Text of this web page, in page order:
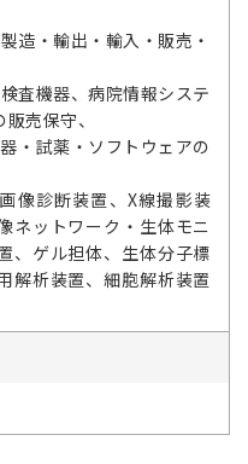
造・輸出・輸入・販売・
査機器、病院情報システ
売保守、
・試薬・ソフトウェアの
像診断装置、X線撮影装
ネットワーク・生体モニ
、ゲル担体、生体分子標
解析装置、細胞解析装置